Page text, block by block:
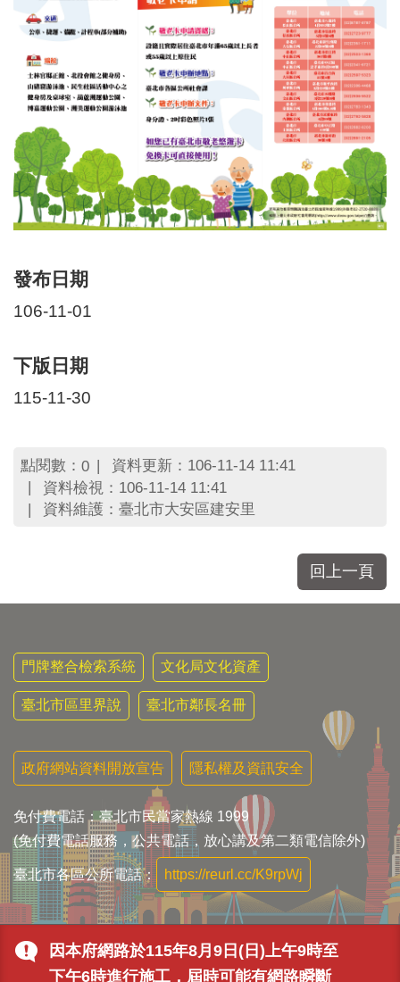
因本府網路於115年8月9日(日)上午9時至
下午6時進行施工，屆時可能有網路瞬斷
發布日期
106-11-01
下版日期
115-11-30
點閱數： 0
資料更新：106-11-14 11:41
資料檢視：106-11-14 11:41
資料維護：臺北市大安區建安里
回上一頁
門牌整合檢索系統 文化局文化資產
臺北市區里界說 臺北市鄰長名冊
政府網站資料開放宣告 隱私權及資訊安全
免付費電話：臺北市民當家熱線 1999
(免付費電話服務，公共電話，放心講及第二類電信除外)
臺北市各區公所電話： https://reurl.cc/K9rpWj